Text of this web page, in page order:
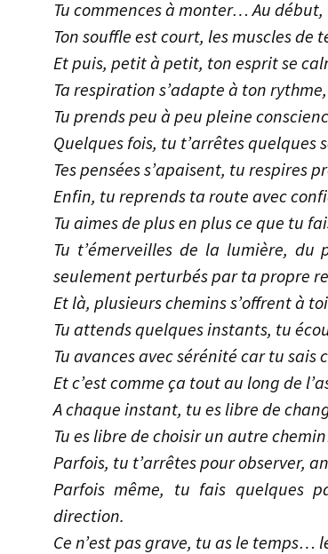
Tu commences à monter… Au début,
Ton souffle est court, les muscles de
Et puis, petit à petit, ton esprit se
Ta respiration s’adapte à ton
Tu prends peu à peu pleine
Quelques fois, tu t’arrêtes
Tes pensées s’apaisent, tu respires
Enfin, tu reprends ta route avec
Tu aimes de plus en plus ce que tu
Tu t’émerveilles de la lumière, du
seulement perturbés par ta propre
Et là, plusieurs chemins s’offrent à
Tu attends quelques instants, tu
Tu avances avec sérénité car tu sais
Et c’est comme ça tout au long de
A chaque instant, tu es libre de
Tu es libre de choisir un autre
Parfois, tu t’arrêtes pour observer,
Parfois même, tu fais quelques
direction.
Ce n’est pas grave, tu as le temps…